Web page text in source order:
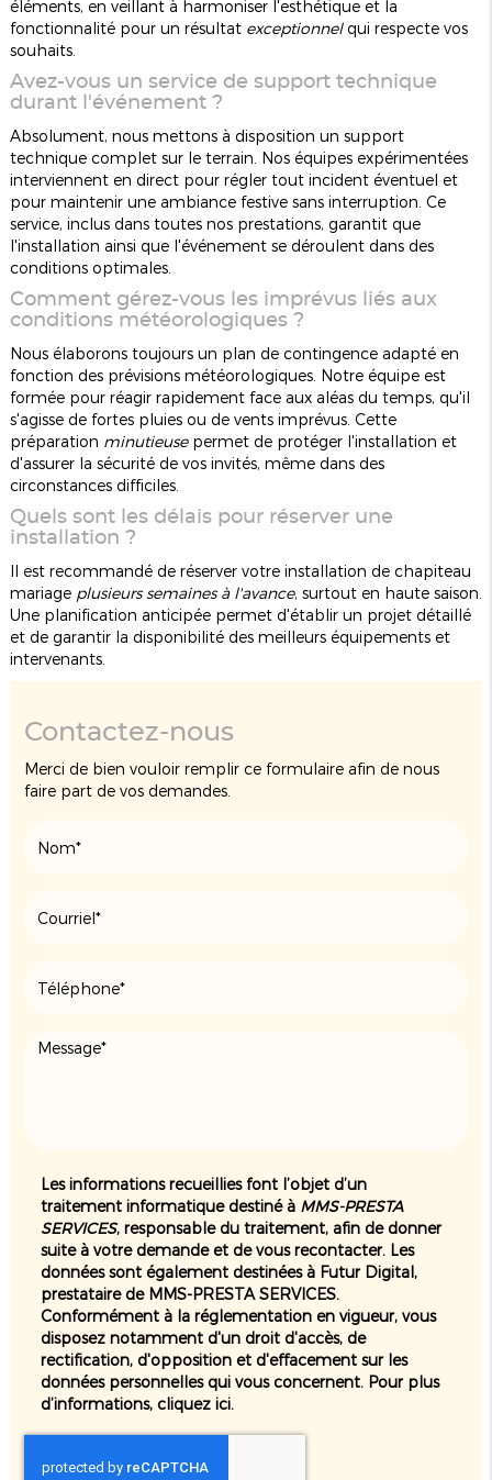
éléments, en veillant à harmoniser l'esthétique et la
fonctionnalité pour un résultat exceptionnelqui respecte vos
souhaits.
Avez-vous un service de support technique
durant l'événement ?
Absolument, nous mettons à disposition un support
technique complet sur le terrain. Nos équipes expérimentées
interviennent en direct pour régler tout incident éventuel et
pour maintenir une ambiance festive sans interruption. Ce
service, inclus dans toutes nos prestations, garantit que
l'installation ainsi que l'événement se déroulent dans des
conditions optimales.
Comment gérez-vous les imprévus liés aux
conditions météorologiques ?
Nous élaborons toujours un plan de contingence adapté en
fonction des prévisions météorologiques. Notre équipe est
formée pour réagir rapidement face aux aléas du temps, qu'il
s'agisse de fortes pluies ou de vents imprévus. Cette
préparation minutieusepermet de protéger l'installation et
d'assurer la sécurité de vos invités, même dans des
circonstances difficiles.
Quels sont les délais pour réserver une
installation ?
Il est recommandé de réserver votre installation de chapiteau
mariage plusieurs semaines à l'avance, surtout en haute saison.
Une planification anticipée permet d'établir un projet détaillé
et de garantir la disponibilité des meilleurs équipements et
intervenants.
Contactez-nous
Merci de bien vouloir remplir ce formulaire afin de nous
faire part de vos demandes.
Les informations recueillies font l’objet d’un
traitement informatique destiné àMMS-PRESTA
SERVICES, responsable du traitement, afin de donner
suite à votre demande et de vous recontacter. Les
données sont également destinées à Futur Digital,
prestataire de MMS-PRESTA SERVICES.
Conformément à la réglementation en vigueur, vous
disposez notamment d'un droit d'accès, de
rectification, d'opposition et d'effacement sur les
données personnelles qui vous concernent. Pour plus
d’informations, cliquez ici.